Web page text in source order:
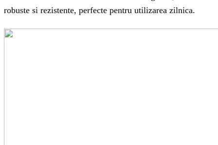
robuste si rezistente, perfecte pentru utilizarea zilnica.